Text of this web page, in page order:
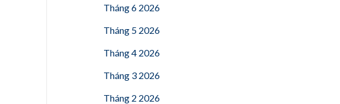
Tháng 6 2026
Tháng 5 2026
Tháng 4 2026
Tháng 3 2026
Tháng 2 2026